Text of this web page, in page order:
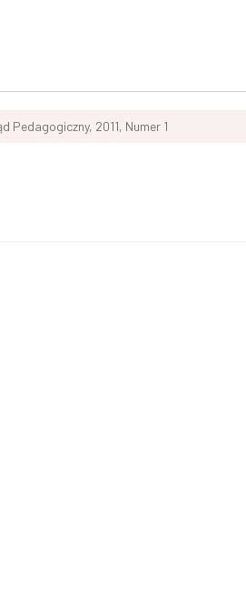
Pedagogiczny, 2011, Numer 1